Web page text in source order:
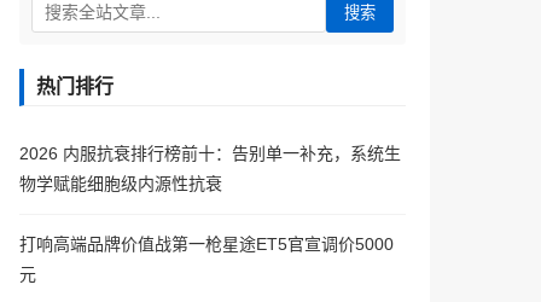
搜索
热门排行
2026 内服抗衰排行榜前十：告别单一补充，系统生
物学赋能细胞级内源性抗衰
打响高端品牌价值战第一枪星途ET5官宣调价5000
元